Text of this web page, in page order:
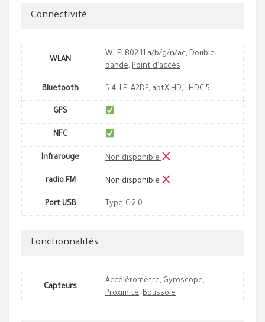
Connectivité
WLAN
Wi-Fi 802.11 a/b/g/n/ac, Double
bande, Point d'accès
Bluetooth 5.4, LE, A2DP, aptX HD, LHDC 5
GPS
NFC
Infrarouge Non disponible
radio FM Non disponible
Port USB Type-C 2.0
Fonctionnalités
Capteurs
Accéléromètre, Gyroscope,
Proximité, Boussole